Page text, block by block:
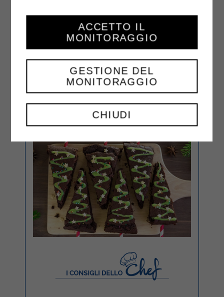
Decorarli con gli zuccherini o le
decorazioni a piacere.
CHIUDI
GESTIONE DEL
MONITORAGGIO
ACCETTO IL
MONITORAGGIO